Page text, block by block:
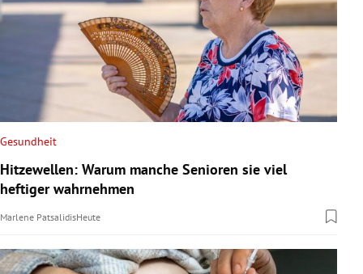
Gesundheit
Hitzewellen: Warum manche Senioren sie viel
heftiger wahrnehmen
Marlene PatsalidisHeute